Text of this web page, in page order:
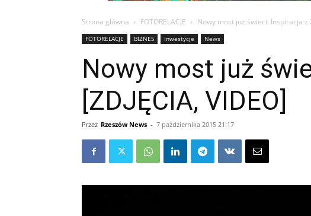
Strona główna FOTORELACJE Nowy most już świeci. Inspiracja z
FOTORELACJE BIZNES Inwestycje News
Nowy most już
[ZDJĘCIA, VIDEO]
Przez Rzeszów News - 7 października 2015 21:17